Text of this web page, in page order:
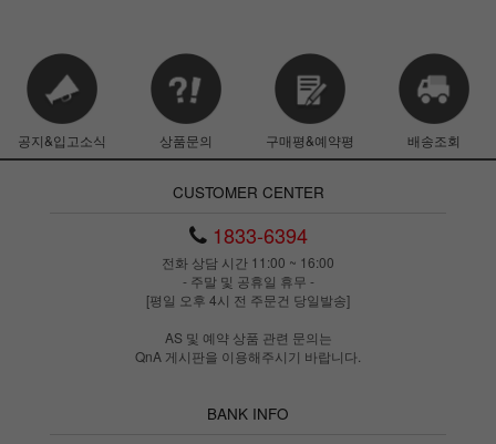
공지&입고소식 상품문의 구매평&예약평 배송조회
CUSTOMER CENTER
1833-6394
전화 상담 시간 11:00 ~ 16:00
- 주말 및 공휴일 휴무 -
[평일 오후 4시 전 주문건 당일발송]
AS 및 예약 상품 관련 문의는
QnA 게시판을 이용해주시기 바랍니다.
BANK INFO